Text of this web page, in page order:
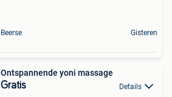
Beerse Gisteren
Ontspannende yoni massage
Gratis Details